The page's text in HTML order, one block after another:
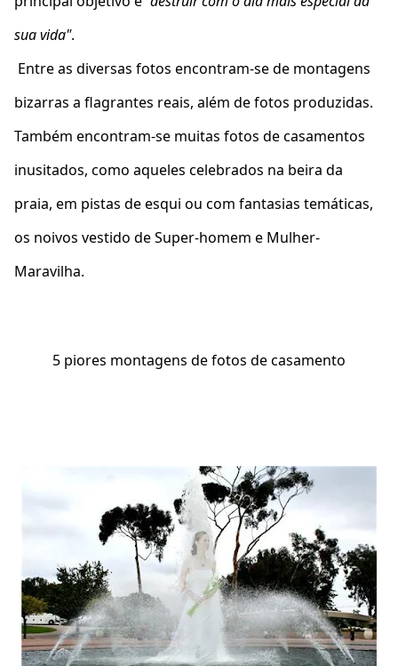
sua vida".
Entre as diversas fotos encontram-se de montagens
bizarras a flagrantes reais, além de fotos produzidas.
Também encontram-se muitas fotos de casamentos
inusitados, como aqueles celebrados na beira da
praia, em pistas de esqui ou com fantasias temáticas,
os noivos vestido de Super-homem e Mulher-
Maravilha.
5 piores montagens de fotos de casamento